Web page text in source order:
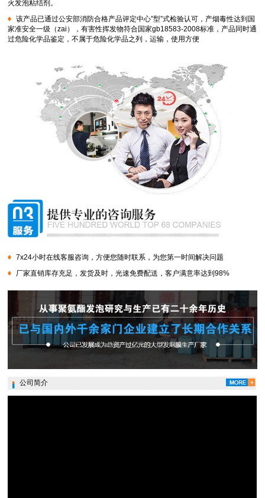
火发泡粘结剂。
该产品已通过公安部消防合格产品评定中心”型”式检验认可，产烟毒性达到国
家准安全一级（zai），有害性挥发物符合国家gb18583-2008标准，产品同时通
过危险化学品鉴定，不属于危险化学品之列，运输，使用方便
7x24小时在线客服咨询，方便您随时联系，为您第一时间解决问题
厂家直销库存充足，发货及时，光速免费配送，客户满意率达到98%
公司简介